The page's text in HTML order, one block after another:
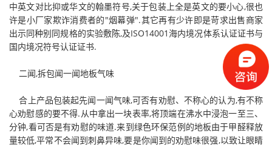
中英文对比抑或华文的翰墨符号,关于包装上全是英文的要小心,很也
许是小厂家欺诈消费者的"烟幕弹".其它再有少许即是苛求出售商家
出示同种别同规格的实验敷陈,及ISO14001海内境况体系认证证书与
国内境况符号认证证书.
二闻,拆包闻一闻地板气味
合上产品包装起先闻一闻气味,可否有劝慰、不称心的认为,有不称
心劝慰感的要不得.从中拿出一块表率,将顶端在沸水中浸泡一至三、
分钟,看可否是有劝慰的味道.来到绿色环保范例的地板由于甲醛释放
量较低,平常不会闻到刺鼻异味,要是你闻到的劝慰味很强,以致让眼睛